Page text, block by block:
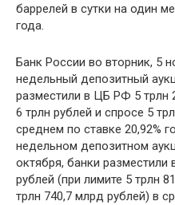
баррелей в сутки на один
года.
Банк России во вторник, 5
недельный депозитный
разместили в ЦБ РФ 5 трлн
6 трлн рублей и спросе 5
среднем по ставке 20,92%
недельном депозитном
октября, банки
рублей (при лимите 5 трлн
трлн 740,7 млрд рублей) в